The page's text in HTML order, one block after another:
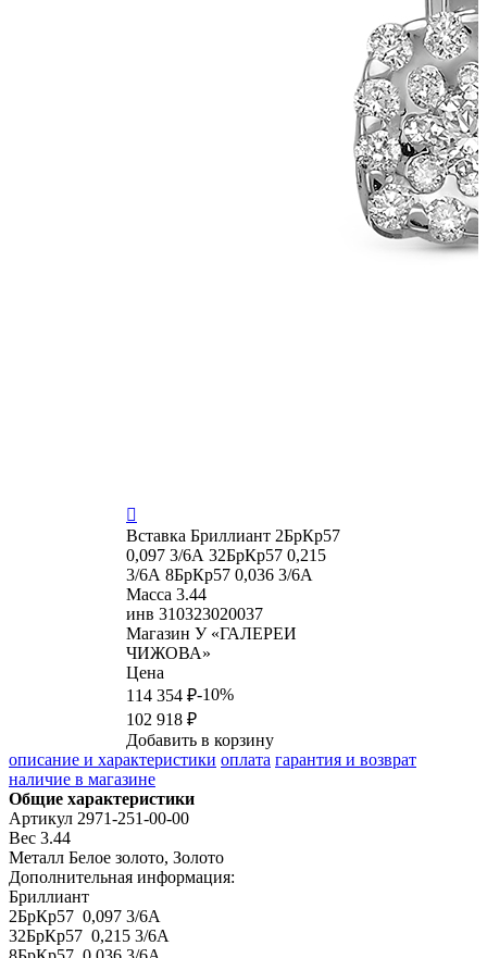

Вставка Бриллиант 2БрКр57
0,097 3/6А 32БрКр57 0,215
3/6А 8БрКр57 0,036 3/6А
Масса 3.44
инв 310323020037
Магазин У «ГАЛЕРЕИ
ЧИЖОВА»
Цена
114 354 ₽-10%
102 918 ₽
Добавить в корзину
описание и характеристики оплата гарантия и возврат
наличие в магазине
Общие характеристики
Артикул 2971-251-00-00
Вес 3.44
Металл Белое золото, Золото
Дополнительная информация:
Бриллиант
2БрКр57  0,097 3/6А
32БрКр57  0,215 3/6А